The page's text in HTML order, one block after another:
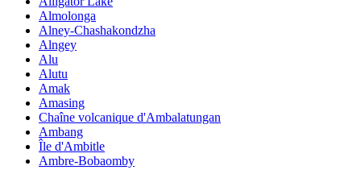
Almolonga
Alney-Chashakondzha
Alngey
Alu
Alutu
Amak
Amasing
Chaîne volcanique d'Ambalatungan
Ambang
Île d'Ambitle
Ambre-Bobaomby